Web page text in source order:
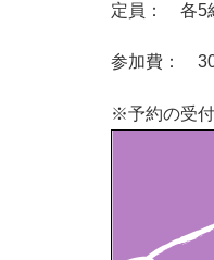
定員： 各5
参加費：
※予約の受